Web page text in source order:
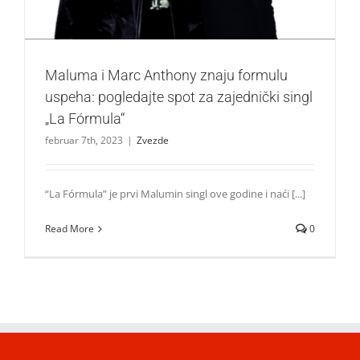
Maluma i Marc Anthony znaju formulu
uspeha: pogledajte spot za zajednički singl
„La Fórmula“
februar 7th, 2023 | Zvezde
“La Fórmula” je prvi Malumin singl ove godine i naći [...]
Read More 0